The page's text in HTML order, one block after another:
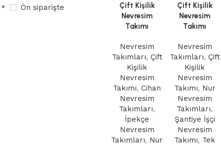
Ön siparişte
Çift Kişilik
Nevresim
Takımı
Nevresim
Takımları, Çift
Kişilik
Nevresim
Takımı, Cihan
Nevresim
Takımları,
İpekçe
Nevresim
Takımları, Nur
Çift Kişilik
Nevresim
Takımı
Nevresim
Takımları, Çift
Kişilik
Nevresim
Takımı, Nur
Nevresim
Takımları,
Şantiye İşçi
Nevresim
Takımı, Tek